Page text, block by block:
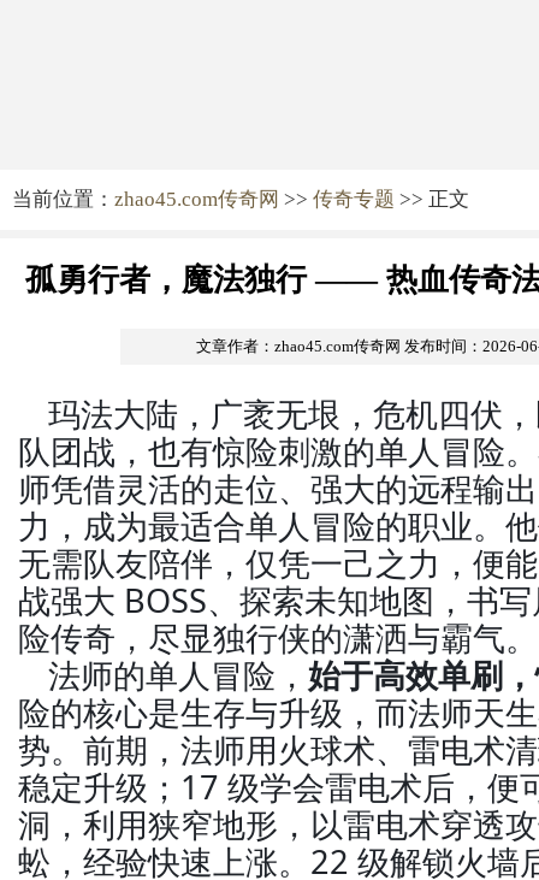
当前位置： zhao45.com传奇网 >> 传奇专题 >> 正文
孤勇行者，魔法独行 —— 热血传奇
文章作者：zhao45.com传奇网 发布时间：2026-
玛法大陆，广袤无垠，危机四伏
队团战，也有惊险刺激的单人冒险
师凭借灵活的走位、强大的远程输
力，成为最适合单人冒险的职业。
无需队友陪伴，仅凭一己之力，便
战强大 BOSS、探索未知地图，书
险传奇，尽显独行侠的潇洒与霸气。
法师的单人冒险， 始于高效单刷
险的核心是生存与升级，而法师天
势。前期，法师用火球术、雷电术
稳定升级；17 级学会雷电术后，便
洞，利用狭窄地形，以雷电术穿透
蚣，经验快速上涨。22 级解锁火墙